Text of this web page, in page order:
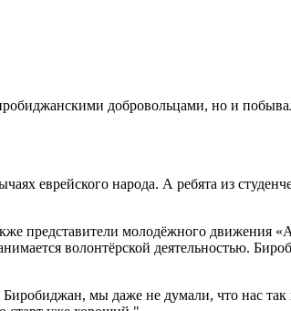
добровольцами, но и
еврейского народа. А ребята из
представители молодёжного движения
волонтёрской деятельностью.
мы даже не думали, что нас так